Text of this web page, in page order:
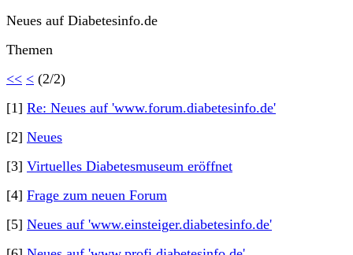
Neues auf Diabetesinfo.de
Themen
<< < (2/2)
[1] Re: Neues auf 'www.forum.diabetesinfo.de'
[2] Neues
[3] Virtuelles Diabetesmuseum eröffnet
[4] Frage zum neuen Forum
[5] Neues auf 'www.einsteiger.diabetesinfo.de'